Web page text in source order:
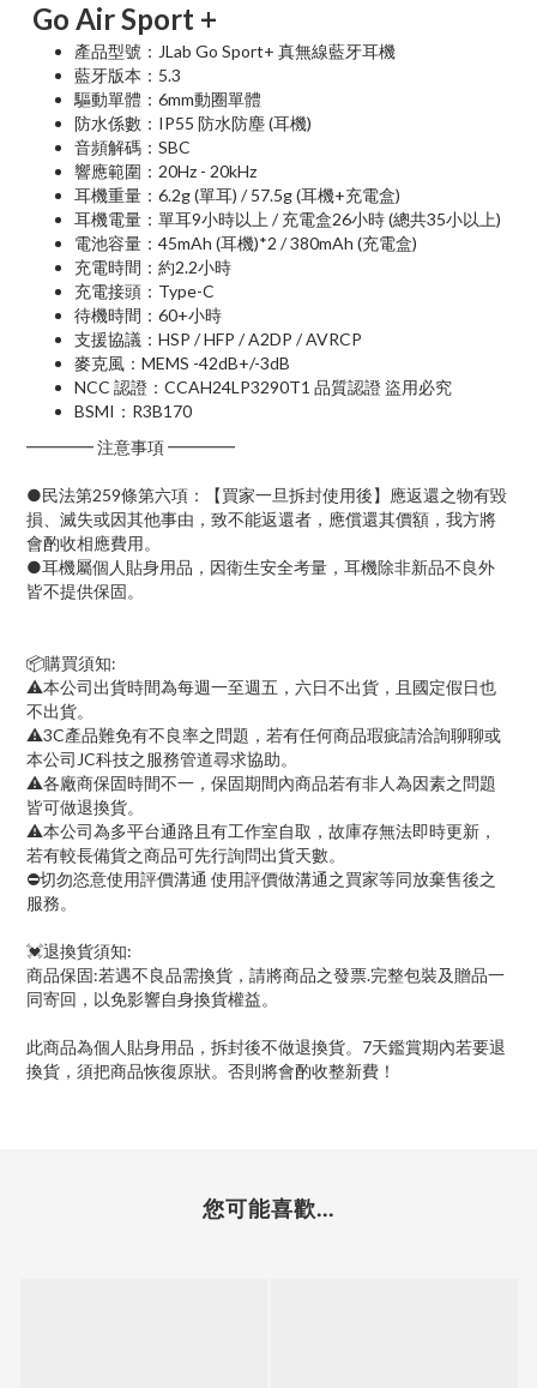
Go Air Sport +
產品型號：JLab Go Sport+ 真無線藍牙耳機
藍牙版本：5.3
驅動單體：6mm動圈單體
防水係數：IP55 防水防塵 (耳機)
音頻解碼：SBC
響應範圍：20Hz - 20kHz
耳機重量：6.2g (單耳) / 57.5g (耳機+充電盒)
耳機電量：單耳9小時以上 / 充電盒26小時 (總共35小以上)
電池容量：45mAh (耳機)*2 / 380mAh (充電盒)
充電時間：約2.2小時
充電接頭：Type-C
待機時間：60+小時
支援協議：HSP / HFP / A2DP / AVRCP
麥克風：MEMS -42dB+/-3dB
NCC 認證：CCAH24LP3290T1 品質認證 盜用必究
BSMI：R3B170
━━━━ 注意事項 ━━━━
●民法第259條第六項：【買家一旦拆封使用後】應返還之物有毀
損、滅失或因其他事由，致不能返還者，應償還其價額，我方將
會酌收相應費用。
●耳機屬個人貼身用品，因衛生安全考量，耳機除非新品不良外
皆不提供保固。
📦購買須知:
⚠本公司出貨時間為每週一至週五，六日不出貨，且國定假日也
不出貨。
⚠3C產品難免有不良率之問題，若有任何商品瑕疵請洽詢聊聊或
本公司JC科技之服務管道尋求協助。
⚠各廠商保固時間不一，保固期間內商品若有非人為因素之問題
皆可做退換貨。
⚠本公司為多平台通路且有工作室自取，故庫存無法即時更新，
若有較長備貨之商品可先行詢問出貨天數。
⛔切勿恣意使用評價溝通 使用評價做溝通之買家等同放棄售後之
服務。
💓退換貨須知:
商品保固:若遇不良品需換貨，請將商品之發票.完整包裝及贈品一
同寄回，以免影響自身換貨權益。
此商品為個人貼身用品，拆封後不做退換貨。7天鑑賞期內若要退
換貨，須把商品恢復原狀。否則將會酌收整新費！
您可能喜歡...